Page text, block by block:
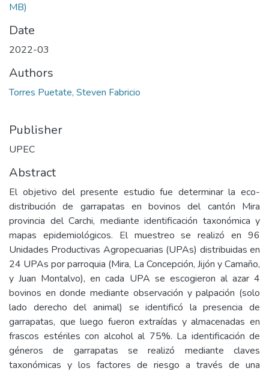
MB)
Date
2022-03
Authors
Torres Puetate, Steven Fabricio
Publisher
UPEC
Abstract
El objetivo del presente estudio fue determinar la eco-
distribución de garrapatas en bovinos del cantón Mira
provincia del Carchi, mediante identificación taxonómica y
mapas epidemiológicos. El muestreo se realizó en 96
Unidades Productivas Agropecuarias (UPAs) distribuidas en
24 UPAs por parroquia (Mira, La Concepción, Jijón y Camaño,
y Juan Montalvo), en cada UPA se escogieron al azar 4
bovinos en donde mediante observación y palpación (solo
lado derecho del animal) se identificó la presencia de
garrapatas, que luego fueron extraídas y almacenadas en
frascos estériles con alcohol al 75%. La identificación de
géneros de garrapatas se realizó mediante claves
taxonómicas y los factores de riesgo a través de una